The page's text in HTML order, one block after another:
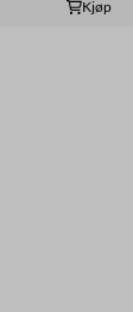
Kjøp